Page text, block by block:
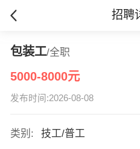
招聘
包装工/全职
5000-8000元
发布时间:2026-08-08
类别:
技工/普工